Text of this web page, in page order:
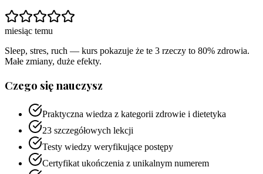
miesiąc temu
Sleep, stres, ruch — kurs pokazuje że te 3 rzeczy to 80% zdrowia.
Małe zmiany, duże efekty.
Czego się nauczysz
Praktyczna wiedza z kategorii zdrowie i dietetyka
23 szczegółowych lekcji
Testy wiedzy weryfikujące postępy
Certyfikat ukończenia z unikalnym numerem